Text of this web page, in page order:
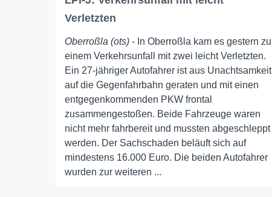
Verletzten
Oberroßla (ots) - In Oberroßla kam es gestern zu
einem Verkehrsunfall mit zwei leicht Verletzten.
Ein 27-jähriger Autofahrer ist aus Unachtsamkeit
auf die Gegenfahrbahn geraten und mit einen
entgegenkommenden PKW frontal
zusammengestoßen. Beide Fahrzeuge waren
nicht mehr fahrbereit und mussten abgeschleppt
werden. Der Sachschaden beläuft sich auf
mindestens 16.000 Euro. Die beiden Autofahrer
wurden zur weiteren ...